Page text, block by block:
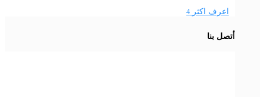
اعرف اكثر 4
أتصل بنا